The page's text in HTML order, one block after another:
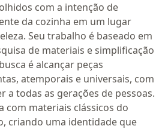
com a intenção de
da cozinha em um lugar
Seu trabalho é baseado em
de materiais e simplificação
é alcançar peças
atemporais e universais, com
a todas as gerações de pessoas.
com materiais clássicos do
criando uma identidade que